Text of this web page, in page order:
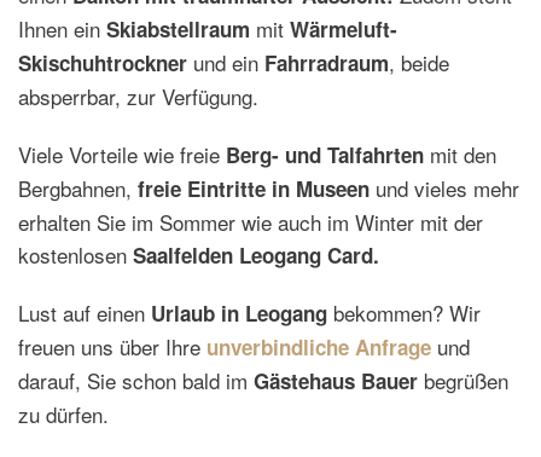
Ihnen ein Skiabstellraum mit Wärmeluft-
Skischuhtrockner und ein Fahrradraum, beide
absperrbar, zur Verfügung.
Viele Vorteile wie freie Berg- und Talfahrten mit den
Bergbahnen, freie Eintritte in Museen und vieles mehr
erhalten Sie im Sommer wie auch im Winter mit der
kostenlosen Saalfelden Leogang Card.
Lust auf einen Urlaub in Leogang bekommen? Wir
freuen uns über Ihre unverbindliche Anfrage und
darauf, Sie schon bald im Gästehaus Bauer begrüßen
zu dürfen.